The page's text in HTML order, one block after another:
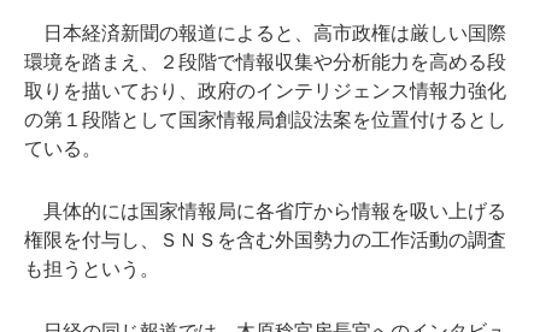
日本経済新聞の報道によると、高市政権は厳しい国際
環境を踏まえ、２段階で情報収集や分析能力を高める段
取りを描いており、政府のインテリジェンス情報力強化
の第１段階として国家情報局創設法案を位置付けるとし
ている。
具体的には国家情報局に各省庁から情報を吸い上げる
権限を付与し、ＳＮＳを含む外国勢力の工作活動の調査
も担うという。